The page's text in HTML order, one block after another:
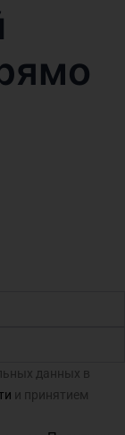
данных в
и принятием